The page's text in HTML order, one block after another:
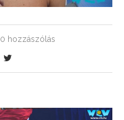
0 hozzászólás